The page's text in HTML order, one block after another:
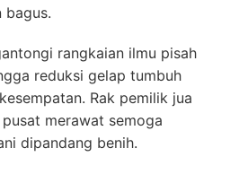
bagus.
rangkaian ilmu pisah
reduksi gelap tumbuh
Rak pemilik jua
merawat semoga
dipandang benih.